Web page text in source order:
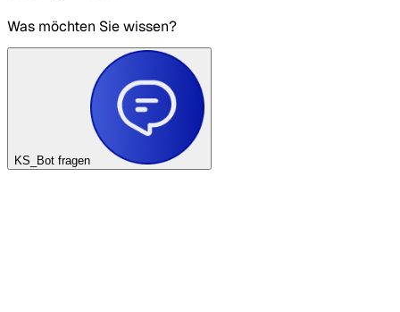
Was möchten Sie wissen?
KS_Bot fragen